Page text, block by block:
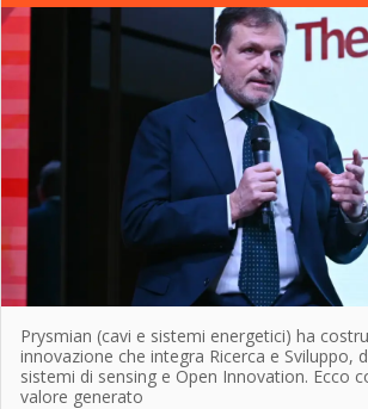
Prysmian (cavi e sistemi energetici) ha
innovazione che integra Ricerca e Sviluppo,
sistemi di sensing e Open Innovation. Ecco
valore generato